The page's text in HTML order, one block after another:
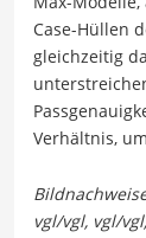
Case-Hüllen
gleichzeitig
Verhältnis,